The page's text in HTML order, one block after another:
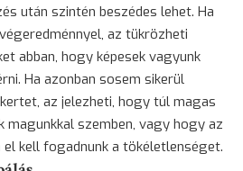
után szintén beszédes lehet. Ha
az tükrözheti
abban, hogy képesek vagyunk
Ha azonban sosem sikerül
az jelezheti, hogy túl magas
szemben, vagy hogy az
kell fogadnunk a tökéletlenséget.